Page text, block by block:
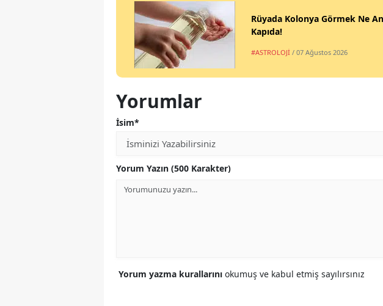
Rüyada Kolonya Görmek Ne
Kapıda!
#ASTROLOJİ / 07 Ağustos 2026
Yorumlar
İsim*
Yorum Yazın (500 Karakter)
Yorum yazma kurallarını okumuş ve kabul etmiş sayılırsınız